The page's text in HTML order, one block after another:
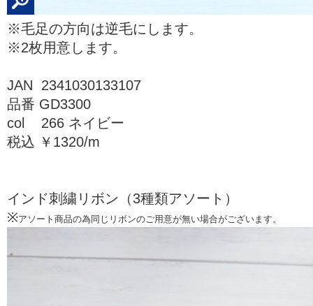
※毛足の方向は逆毛にします。
※2枚用意します。
JAN 2341030133107
品番 GD3300
col 266 ネイビー
税込 ￥1320/m
インド刺繍リボン（3種類アソート）
※アソート商品の為同じリボンのご用意が無い場合がございます。